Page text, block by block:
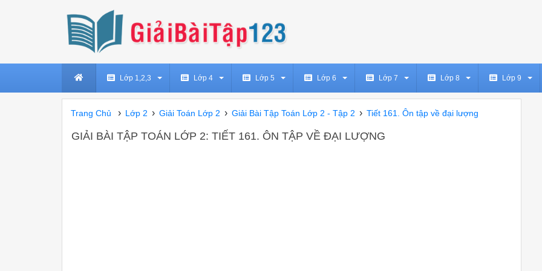
Lớp 1,2,3 Lớp 4 Lớp 5 Lớp 6 Lớp 7 Lớp 8 Lớp 9
Trang Chủ › Lớp 2 › Giải Toán Lớp 2 › Giải Bài Tập Toán Lớp 2 - Tập 2 › Tiết 161. Ôn tập về đại lượng
GIẢI BÀI TẬP TOÁN LỚP 2: TIẾT 161. ÔN TẬP VỀ ĐẠI LƯỢNG